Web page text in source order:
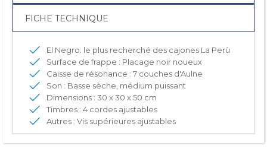
FICHE TECHNIQUE
El Negro: le plus recherché des cajones La Perù
Surface de frappe : Placage noir noueux
Caisse de résonance : 7 couches d'Aulne
Son : Basse sèche, médium puissant
Dimensions : 30 x 30 x 50 cm
Timbres : 4 cordes ajustables
Autres : Vis supérieures ajustables